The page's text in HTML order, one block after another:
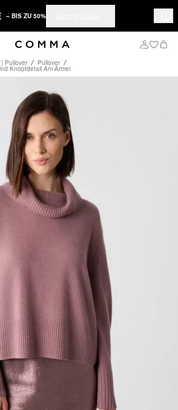
– BIS ZU 50%
Pullover Pullover
Knopfdetail Am Ärmel